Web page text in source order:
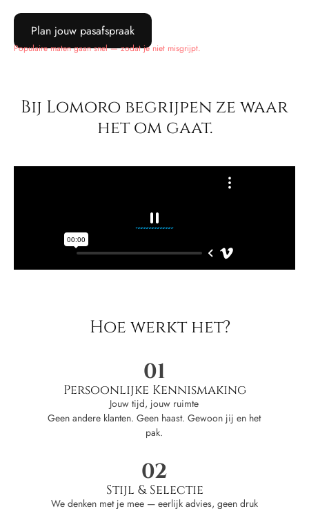
Plan jouw pasafspraak
Populaire maten gaan snel — zodat je niet misgrijpt.
Bij Lomoro begrijpen ze waar
het om gaat.
Hoe werkt het?
01
Persoonlijke Kennismaking
Jouw tijd, jouw ruimte
Geen andere klanten. Geen haast. Gewoon jij en het
pak.
02
Stijl & Selectie
We denken met je mee — eerlijk advies, geen druk